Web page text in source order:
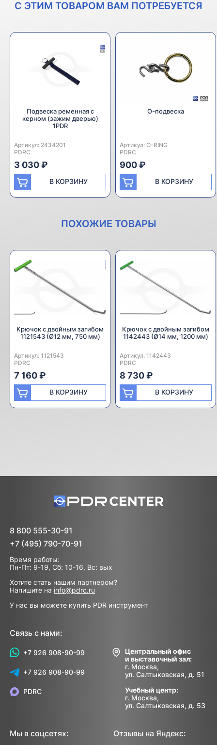
С ЭТИМ ТОВАРОМ ВАМ ПОТРЕБУЕТСЯ
Подвеска ременная с
керном (зажим дверью)
1PDR
Артикул: 2434201
Производитель:
PDRC
3 030 ₽
В КОРЗИНУ
O-подвеска
Артикул: O-RING
Производитель:
PDRC
900 ₽
В КОРЗИНУ
ПОХОЖИЕ ТОВАРЫ
Крючок с двойным загибом
1121543 (Ø12 мм, 750 мм)
Артикул: 1121543
Производитель:
PDRC
7 160 ₽
В КОРЗИНУ
Крючок с двойным загибом
1142443 (Ø14 мм, 1200 мм)
Артикул: 1142443
Производитель:
PDRC
8 730 ₽
В КОРЗИНУ
8 800 555-30-91
+7 (495) 790-70-91
Время работы:
Пн-Пт: 9-19, Сб: 10-16, Вс: вых
Хотите стать нашим партнером?
Напишите на info@pdrc.ru
У нас вы можете купить PDR инструмент
Связь с нами:
+7 926 908-90-99
+7 926 908-90-99
Центральный офис
и выставочный зал:
г. Москва,
ул. Салтыковская, д. 51
Учебный центр:
г. Москва,
ул. Салтыковская, д. 53
PDRC
Мы в соцсетях: Отзывы на Яндекс: